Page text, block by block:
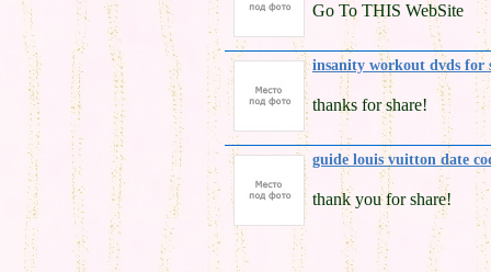
Go To THIS WebSite
insanity workout dvds for
thanks for share!
guide louis vuitton date
thank you for share!